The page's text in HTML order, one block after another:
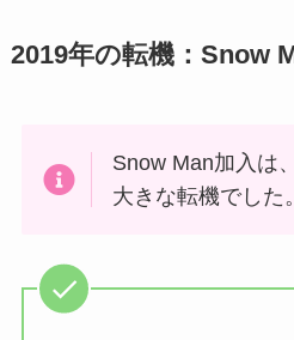
2019年の転機：Snow
Snow Man加入は
大きな転機でした。